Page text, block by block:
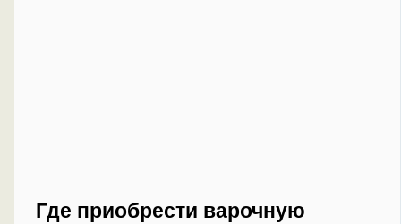
Где приобрести варочную